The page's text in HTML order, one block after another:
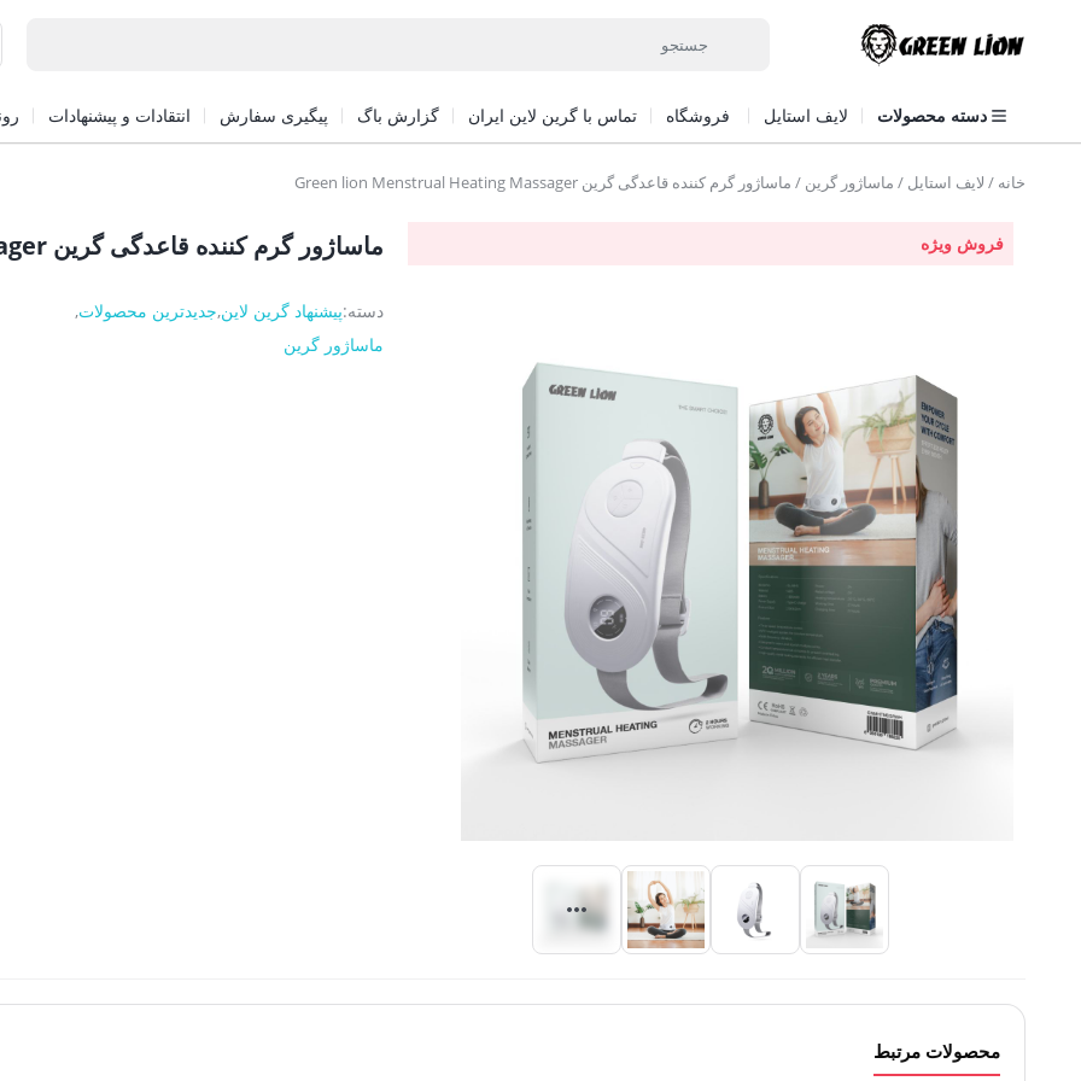
دسته محصولات لایف استایل فروشگاه تماس با گرین لاین ایران گزارش باگ پیگیری سفارش انتقادات و پیشنهادات
خانه / لایف استایل / ماساژور گرین / ماساژور گرم کننده قاعدگی گرین Green lion Menstrual Heating Massager
فروش ویژه ماساژور گرم کننده قاعدگی گرین Green lion Menstrual Heating Massager
دسته:پیشنهاد گرین لاین,جدیدترین محصولات,
ماساژور گرین
محصولات مرتبط